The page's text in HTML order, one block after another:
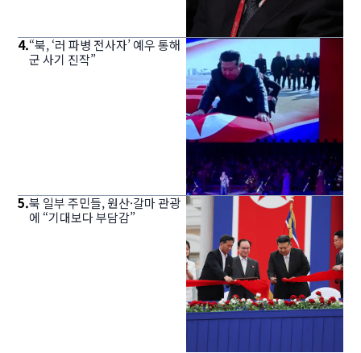
4.“북, ‘러 파병 전사자’ 예우 통해
군 사기 진작”
5.북 일부 주민들, 원산·갈마 관광
에 “기대보다 부담감”